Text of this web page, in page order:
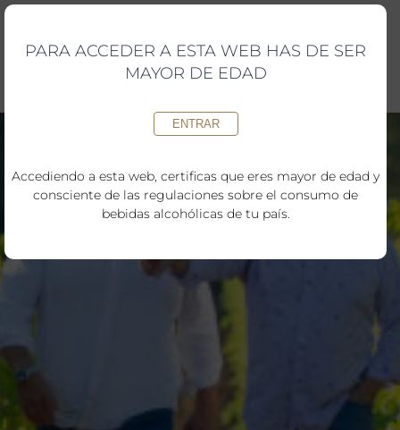
Saltar
contenido
PARA ACCEDER A ESTA WEB HAS DE SER
MAYOR DE EDAD
ENTRAR
Accediendo a esta web, certificas que eres mayor de edad y
consciente de las regulaciones sobre el consumo de
bebidas alcohólicas de tu país.